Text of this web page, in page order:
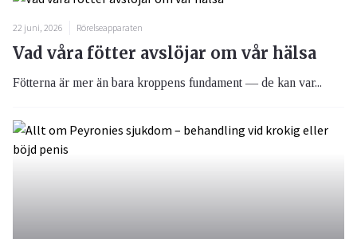
22 juni, 2026 Rörelseapparaten
Vad våra fötter avslöjar om vår hälsa
Fötterna är mer än bara kroppens fundament — de kan var...